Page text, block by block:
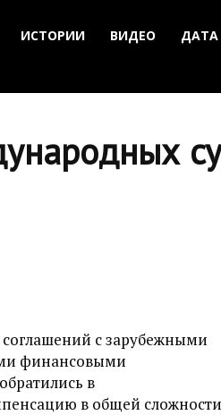
ИСТОРИИ ВИДЕО ДАТА
соглашений с зарубежными
финансовыми
в
в общей сложности